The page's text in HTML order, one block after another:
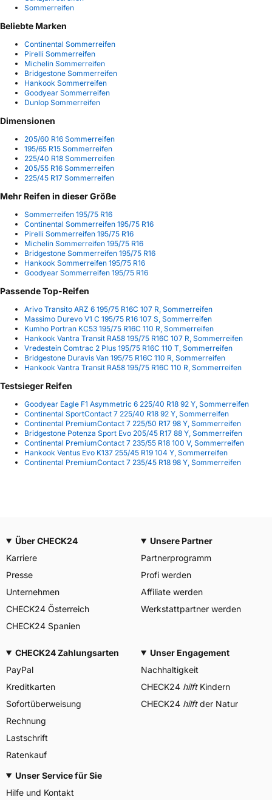
Sommerreifen
Beliebte Marken
Continental Sommerreifen
Pirelli Sommerreifen
Michelin Sommerreifen
Bridgestone Sommerreifen
Hankook Sommerreifen
Goodyear Sommerreifen
Dunlop Sommerreifen
Dimensionen
205/60 R16 Sommerreifen
195/65 R15 Sommerreifen
225/40 R18 Sommerreifen
205/55 R16 Sommerreifen
225/45 R17 Sommerreifen
Mehr Reifen in dieser Größe
Sommerreifen 195/75 R16
Continental Sommerreifen 195/75 R16
Pirelli Sommerreifen 195/75 R16
Michelin Sommerreifen 195/75 R16
Bridgestone Sommerreifen 195/75 R16
Hankook Sommerreifen 195/75 R16
Goodyear Sommerreifen 195/75 R16
Passende Top-Reifen
Arivo Transito ARZ 6 195/75 R16C 107 R, Sommerreifen
Massimo Durevo V1 C 195/75 R16 107 S, Sommerreifen
Kumho Portran KC53 195/75 R16C 110 R, Sommerreifen
Hankook Vantra Transit RA58 195/75 R16C 107 R, Sommerreifen
Vredestein Comtrac 2 Plus 195/75 R16C 110 T, Sommerreifen
Bridgestone Duravis Van 195/75 R16C 110 R, Sommerreifen
Hankook Vantra Transit RA58 195/75 R16C 110 R, Sommerreifen
Testsieger Reifen
Goodyear Eagle F1 Asymmetric 6 225/40 R18 92 Y, Sommerreifen
Continental SportContact 7 225/40 R18 92 Y, Sommerreifen
Continental PremiumContact 7 225/50 R17 98 Y, Sommerreifen
Bridgestone Potenza Sport Evo 205/45 R17 88 Y, Sommerreifen
Continental PremiumContact 7 235/55 R18 100 V, Sommerreifen
Hankook Ventus Evo K137 255/45 R19 104 Y, Sommerreifen
Continental PremiumContact 7 235/45 R18 98 Y, Sommerreifen
Über CHECK24
Karriere
Presse
Unternehmen
CHECK24 Österreich
CHECK24 Spanien
Unsere Partner
Partnerprogramm
Profi werden
Affiliate werden
Werkstattpartner werden
CHECK24 Zahlungsarten
PayPal
Kreditkarten
Sofortüberweisung
Rechnung
Lastschrift
Ratenkauf
Unser Engagement
Nachhaltigkeit
CHECK24 hilftKindern
CHECK24 hilftder Natur
Unser Service für Sie
Hilfe und Kontakt